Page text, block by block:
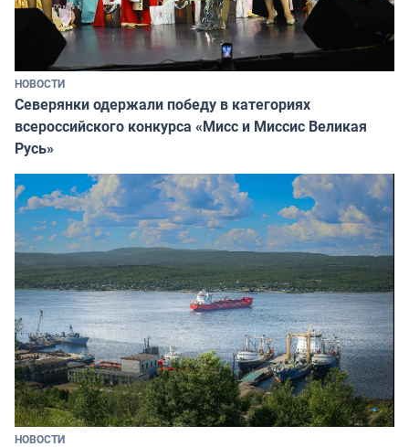
НОВОСТИ
Северянки одержали победу в категориях
всероссийского конкурса «Мисс и Миссис Великая
Русь»
НОВОСТИ